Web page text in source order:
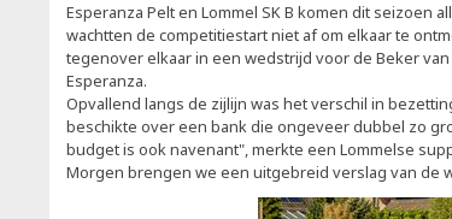
Esperanza Pelt en Lommel SK B komen dit seizoen
wachtten de competitiestart niet af om elkaar te
tegenover elkaar in een wedstrijd voor de Beker
Esperanza.
Opvallend langs de zijlijn was het verschil in
beschikte over een bank die ongeveer dubbel zo
budget is ook navenant", merkte een Lommelse
Morgen brengen we een uitgebreid verslag van de